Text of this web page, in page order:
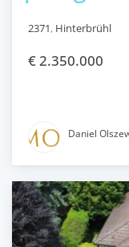
2371, Hinterbrühl
€ 2.350.000
Daniel